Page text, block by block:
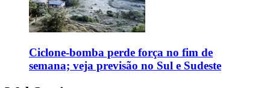
Ciclone-bomba perde força no fim de
semana; veja previsão no Sul e Sudeste